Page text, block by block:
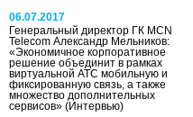
06.07.2017
Генеральный директор ГК MCN
Telecom Александр Мельников:
«Экономичное корпоративное
решение объединит в рамках
виртуальной АТС мобильную и
фиксированную связь, а также
множество дополнительных
сервисов» (Интервью)